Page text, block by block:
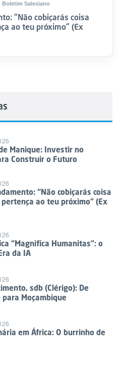
Boletim Salesiano
“Não cobiçarás coisa
ao teu próximo” (Ex
Manique: Investir no
Construir o Futuro
“Não cobiçarás coisa
ao teu próximo” (Ex
“Magnifica Humanitas”: o
da IA
sdb (Clérigo): De
Moçambique
em África: O burrinho de